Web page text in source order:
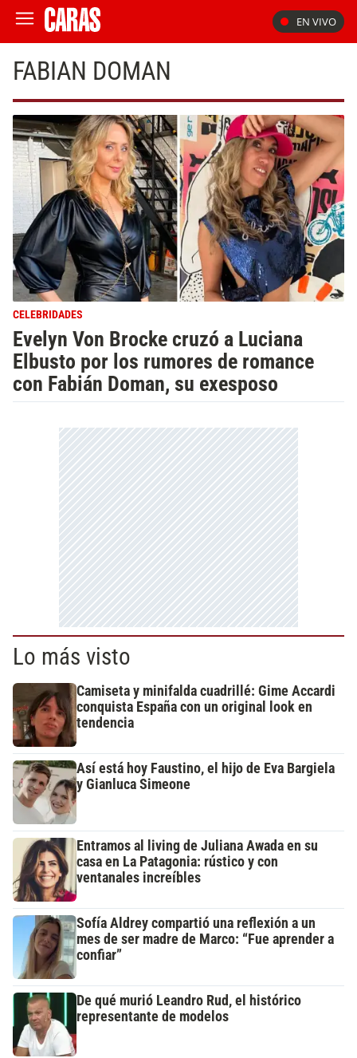
EN VIVO
FABIAN DOMAN
CELEBRIDADES
Evelyn Von Brocke cruzó a Luciana
Elbusto por los rumores de romance
con Fabián Doman, su exesposo
Lo más visto
Camiseta y minifalda cuadrillé: Gime Accardi
conquista España con un original look en
tendencia
Así está hoy Faustino, el hijo de Eva Bargiela
y Gianluca Simeone
Entramos al living de Juliana Awada en su
casa en La Patagonia: rústico y con
ventanales increíbles
Sofía Aldrey compartió una reflexión a un
mes de ser madre de Marco: “Fue aprender a
confiar”
De qué murió Leandro Rud, el histórico
representante de modelos